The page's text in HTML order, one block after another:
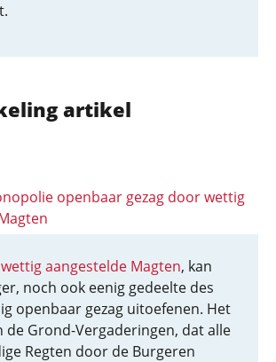
artikel
openbaar gezag door wettig
wettig aangestelde Magten, kan
noch ook eenig gedeelte des
openbaar gezag uitoefenen. Het
de Grond-Vergaderingen, dat alle
Regten door de Burgeren